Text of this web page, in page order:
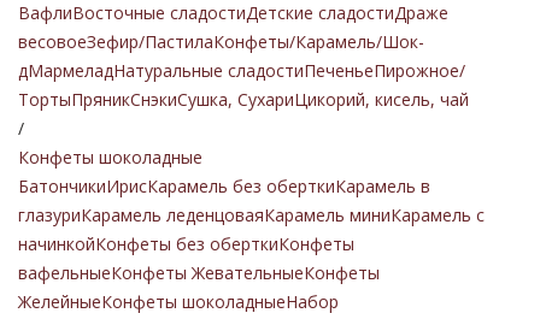
ВафлиВосточные сладостиДетские сладостиДраже
весовоеЗефир/ПастилаКонфеты/Карамель/Шок-
дМармеладНатуральные сладостиПеченьеПирожное/
ТортыПряникСнэкиСушка, СухариЦикорий, кисель, чай
/
Конфеты шоколадные
БатончикиИрисКарамель без оберткиКарамель в
глазуриКарамель леденцоваяКарамель миниКарамель с
начинкойКонфеты без оберткиКонфеты
вафельныеКонфеты ЖевательныеКонфеты
ЖелейныеКонфеты шоколадныеНабор